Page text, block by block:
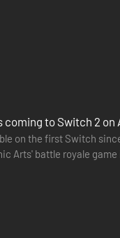
coming to Switch 2 on
on the first Switch
Arts' battle royale